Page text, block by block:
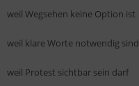
weil Wegsehen keine Option ist
weil klare Worte notwendig sind
weil Protest sichtbar sein darf